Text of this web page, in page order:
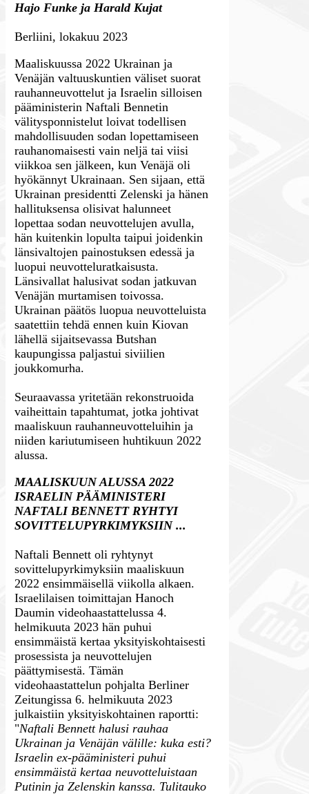
Hajo Funke ja Harald Kujat
Berliini, lokakuu 2023
Maaliskuussa 2022 Ukrainan ja
Venäjän valtuuskuntien väliset suorat
rauhanneuvottelut ja Israelin silloisen
pääministerin Naftali Bennetin
välitysponnistelut loivat todellisen
mahdollisuuden sodan lopettamiseen
rauhanomaisesti vain neljä tai viisi
viikkoa sen jälkeen, kun Venäjä oli
hyökännyt Ukrainaan. Sen sijaan, että
Ukrainan presidentti Zelenski ja hänen
hallituksensa olisivat halunneet
lopettaa sodan neuvottelujen avulla,
hän kuitenkin lopulta taipui joidenkin
länsivaltojen painostuksen edessä ja
luopui neuvotteluratkaisusta.
Länsivallat halusivat sodan jatkuvan
Venäjän murtamisen toivossa.
Ukrainan päätös luopua neuvotteluista
saatettiin tehdä ennen kuin Kiovan
lähellä sijaitsevassa Butshan
kaupungissa paljastui siviilien
joukkomurha.
Seuraavassa yritetään rekonstruoida
vaiheittain tapahtumat, jotka johtivat
maaliskuun rauhanneuvotteluihin ja
niiden kariutumiseen huhtikuun 2022
alussa.
MAALISKUUN ALUSSA 2022
ISRAELIN PÄÄMINISTERI
NAFTALI BENNETT RYHTYI
SOVITTELUPYRKIMYKSIIN ...
Naftali Bennett oli ryhtynyt
sovittelupyrkimyksiin maaliskuun
2022 ensimmäisellä viikolla alkaen.
Israelilaisen toimittajan Hanoch
Daumin videohaastattelussa 4.
helmikuuta 2023 hän puhui
ensimmäistä kertaa yksityiskohtaisesti
prosessista ja neuvottelujen
päättymisestä. Tämän
videohaastattelun pohjalta Berliner
Zeitungissa 6. helmikuuta 2023
julkaistiin yksityiskohtainen raportti:
"Naftali Bennett halusi rauhaa
Ukrainan ja Venäjän välille: kuka esti?
Israelin ex-pääministeri puhui
ensimmäistä kertaa neuvotteluistaan
Putinin ja Zelenskin kanssa. Tulitauko